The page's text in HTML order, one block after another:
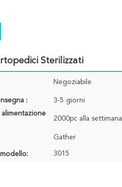
Sterilizzati
Negoziabile
: 3-5 giorni
alimentazione
2000pc alla settimana
Gather
3015